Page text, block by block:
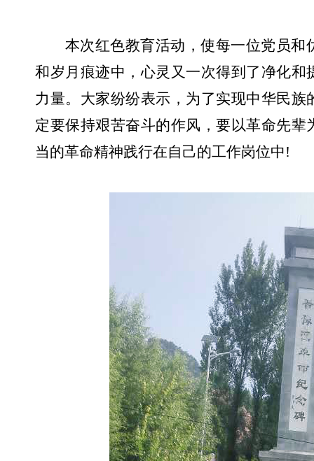
本次红色教育活动，使每一位党员和
和岁月痕迹中，心灵又一次得到了净化
力量。大家纷纷表示，为了实现中华民
定要保持艰苦奋斗的作风，要以革命先
当的革命精神践行在自己的工作岗位中!